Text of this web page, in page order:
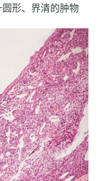
形、界清的肿物